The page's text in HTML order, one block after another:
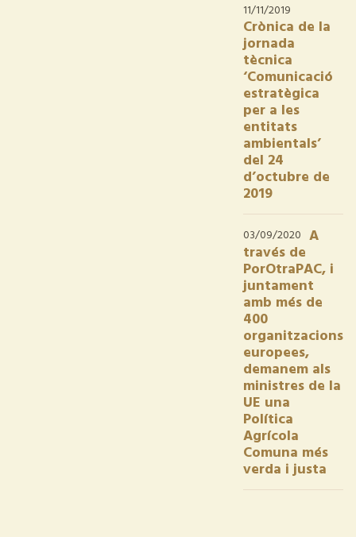
11/11/2019
Crònica de la
jornada
tècnica
‘Comunicació
estratègica
per a les
entitats
ambientals’
del 24
d’octubre de
2019
03/09/2020 A
través de
PorOtraPAC, i
juntament
amb més de
400
organitzacions
europees,
demanem als
ministres de la
UE una
Política
Agrícola
Comuna més
verda i justa